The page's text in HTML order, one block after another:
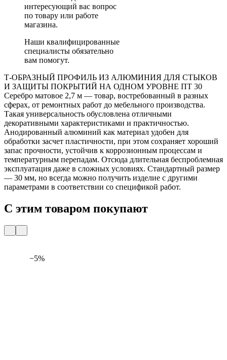
интересующий вас вопрос
по товару или работе
магазина.
Наши квалифицированные
специалисты обязательно
вам помогут.
Т-ОБРАЗНЫЙ ПРОФИЛЬ ИЗ АЛЮМИНИЯ ДЛЯ СТЫКОВ
И ЗАЩИТЫ ПОКРЫТИЙ НА ОДНОМ УРОВНЕ ПТ 30
Серебро матовое 2,7 м — товар, востребованный в разных
сферах, от ремонтных работ до мебельного производства.
Такая универсальность обусловлена отличными
декоративными характеристиками и практичностью.
Анодированный алюминий как материал удобен для
обработки засчет пластичности, при этом сохраняет хороший
запас прочности, устойчив к коррозионным процессам и
температурным перепадам. Отсюда длительная беспроблемная
эксплуатация даже в сложных условиях. Стандартный размер
— 30 мм, но всегда можно получить изделие с другими
параметрами в соответствии со спецификой работ.
С этим товаром покупают
−5%